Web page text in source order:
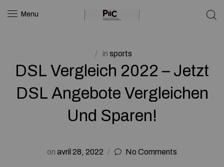
Menu
in sports
DSL Vergleich 2022 – Jetzt
DSL Angebote Vergleichen
Und Sparen!
on avril 28, 2022 No Comments